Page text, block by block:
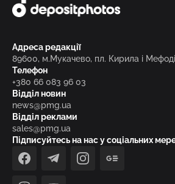
Адреса редакції
89600, м.Мукачево, пл. Кирила і
Телефон
+380 66 083 96 03
Відділ новин
news@pmg.ua
Відділ реклами
sales@pmg.ua
Підписуйтесь на нас у соціальних
facebooktelegraminstagramgoogle_news